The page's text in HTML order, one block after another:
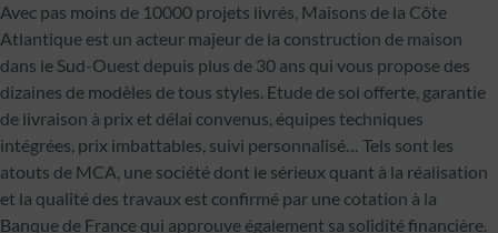
Avec pas moins de 10000 projets livrés, Maisons de la Côte
Atlantique est un acteur majeur de la construction de maison
dans le Sud-Ouest depuis plus de 30 ans qui vous propose des
dizaines de modèles de tous styles. Etude de sol offerte, garantie
de livraison à prix et délai convenus, équipes techniques
intégrées, prix imbattables, suivi personnalisé… Tels sont les
atouts de MCA, une société dont le sérieux quant à la réalisation
et la qualité des travaux est confirmé par une cotation à la
Banque de France qui approuve également sa solidité financière.